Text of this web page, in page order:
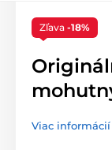
Zľava -18%
Viac informácií